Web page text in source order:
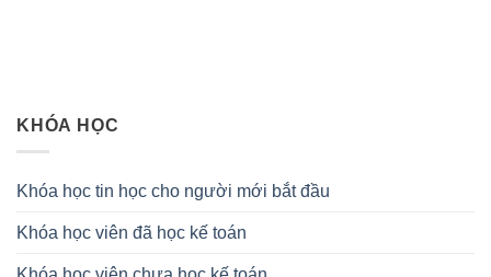
KHÓA HỌC
Khóa học tin học cho người mới bắt đầu
Khóa học viên đã học kế toán